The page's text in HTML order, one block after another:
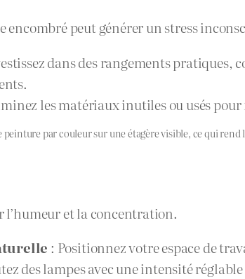
encombré peut générer un stress
dans des rangements pratiques,
les matériaux inutiles ou usés
par couleur sur une étagère visible, ce qui
et la concentration.
: Positionnez votre espace de
des lampes avec une intensité